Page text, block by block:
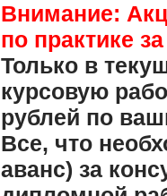
Внимание:
по практике
Только в
курсовую
рублей по
Все, что
аванс) за